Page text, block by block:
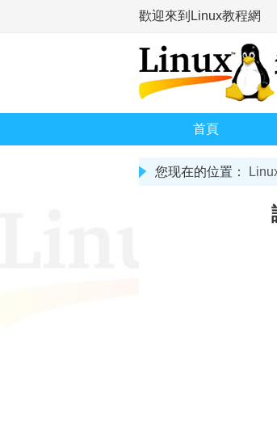
歡迎來到Linux教程網
首頁
您现在的位置：